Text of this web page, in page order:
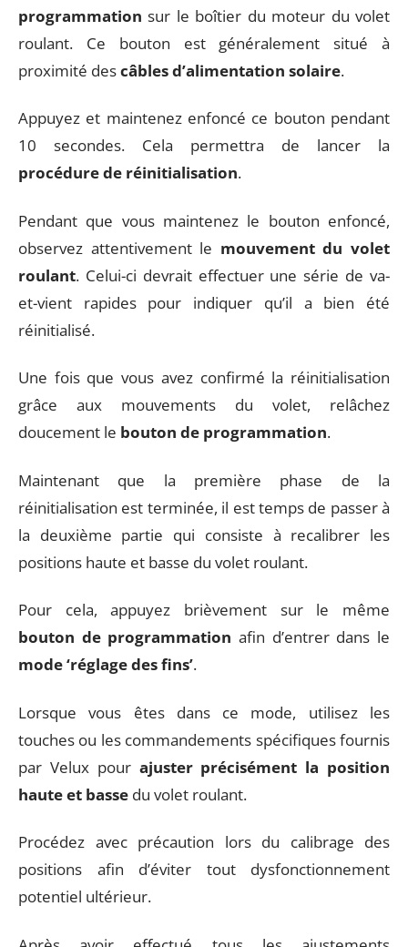
programmation sur le boîtier du moteur du volet
roulant. Ce bouton est généralement situé à
proximité descâbles d’alimentation solaire.
Appuyez et maintenez enfoncé ce bouton pendant
10 secondes. Cela permettra de lancer la
procédure de réinitialisation.
Pendant que vous maintenez le bouton enfoncé,
observez attentivement le mouvement du volet
roulant. Celui-ci devrait effectuer une série de va-
et-vient rapides pour indiquer qu’il a bien été
réinitialisé.
Une fois que vous avez confirmé la réinitialisation
grâce aux mouvements du volet, relâchez
doucement le bouton de programmation.
Maintenant que la première phase de la
réinitialisation est terminée, il est temps de passer à
la deuxième partie qui consiste à recalibrer les
positions haute et basse du volet roulant.
Pour cela, appuyez brièvement sur le même
bouton de programmation afin d’entrer dans le
mode ‘réglage des fins’.
Lorsque vous êtes dans ce mode, utilisez les
touches ou les commandements spécifiques fournis
par Velux pour ajuster précisément la position
haute et basse du volet roulant.
Procédez avec précaution lors du calibrage des
positions afin d’éviter tout dysfonctionnement
potentiel ultérieur.